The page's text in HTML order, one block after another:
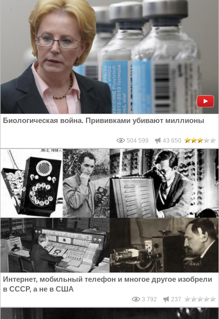
Биологическая война. Прививками убивают миллионы
504 599 43 650
Интернет, мобильный телефон и многое другое изобрели
в СССР, а не в США
3 792 237